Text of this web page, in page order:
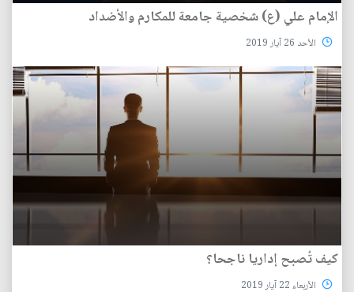
الإمام علي (ع) شخصية جامعة للمكارم والأضداد
الأحد 26 آيار 2019
كيف تُصبح إداريا ناجحا؟
الأربعاء 22 آيار 2019